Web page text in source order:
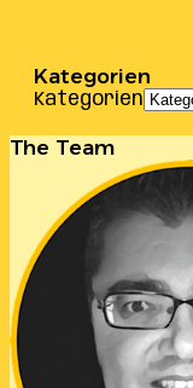
Kategorien
Kategorien
The Team